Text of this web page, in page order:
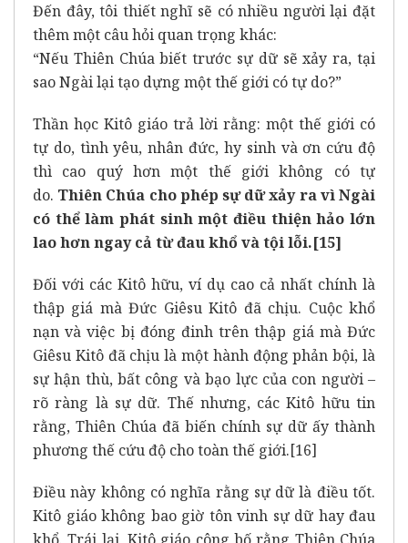
Đến đây, tôi thiết nghĩ sẽ có nhiều người lại đặt
thêm một câu hỏi quan trọng khác:
“Nếu Thiên Chúa biết trước sự dữ sẽ xảy ra, tại
sao Ngài lại tạo dựng một thế giới có tự do?”
Thần học Kitô giáo trả lời rằng: một thế giới có
tự do, tình yêu, nhân đức, hy sinh và ơn cứu độ
thì cao quý hơn một thế giới không có tự
do. Thiên Chúa cho phép sự dữ xảy ra vì Ngài
có thể làm phát sinh một điều thiện hảo lớn
lao hơn ngay cả từ đau khổ và tội lỗi.[15]
Đối với các Kitô hữu, ví dụ cao cả nhất chính là
thập giá mà Đức Giêsu Kitô đã chịu. Cuộc khổ
nạn và việc bị đóng đinh trên thập giá mà Đức
Giêsu Kitô đã chịu là một hành động phản bội, là
sự hận thù, bất công và bạo lực của con người –
rõ ràng là sự dữ. Thế nhưng, các Kitô hữu tin
rằng, Thiên Chúa đã biến chính sự dữ ấy thành
phương thế cứu độ cho toàn thế giới.[16]
Điều này không có nghĩa rằng sự dữ là điều tốt.
Kitô giáo không bao giờ tôn vinh sự dữ hay đau